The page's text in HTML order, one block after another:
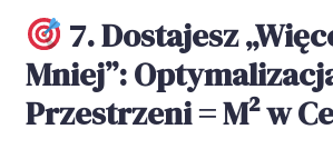
7. Dostajesz
Mniej”:
Przestrzeni = M² w